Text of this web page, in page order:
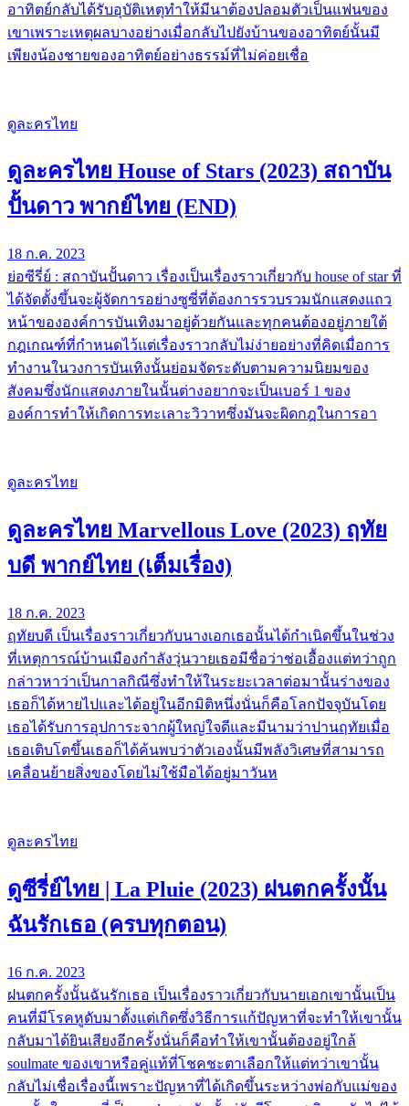
อาทิตย์กลับได้รับอุบัติเหตุทำให้มีนาต้องปลอมตัวเป็นแฟนของ
เขาเพราะเหตุผลบางอย่างเมื่อกลับไปยังบ้านของอาทิตย์นั้นมี
เพียงน้องชายของอาทิตย์อย่างธรรม์ที่ไม่ค่อยเชื่อ
ดูละครไทย
ดูละครไทย House of Stars (2023) สถาบัน
ปั้นดาว พากย์ไทย (END)
18 ก.ค. 2023
ย่อซีรี่ย์ : สถาบันปั้นดาว เรื่องเป็นเรื่องราวเกี่ยวกับ house of star ที่
ได้จัดตั้งขึ้นจะผู้จัดการอย่างซูซี่ที่ต้องการรวบรวมนักแสดงแถว
หน้าขององค์การบันเทิงมาอยู่ด้วยกันและทุกคนต้องอยู่ภายใต้
กฎเกณฑ์ที่กำหนดไว้แต่เรื่องราวกลับไม่ง่ายอย่างที่คิดเมื่อการ
ทำงานในวงการบันเทิงนั้นย่อมจัดระดับตามความนิยมของ
สังคมซึ่งนักแสดงภายในนั้นต่างอยากจะเป็นเบอร์ 1 ของ
องค์การทำให้เกิดการทะเลาะวิวาทซึ่งมันจะผิดกฎในการอา
ดูละครไทย
ดูละครไทย Marvellous Love (2023) ฤทัย
บดี พากย์ไทย (เต็มเรื่อง)
18 ก.ค. 2023
ฤทัยบดี เป็นเรื่องราวเกี่ยวกับนางเอกเธอนั้นได้กำเนิดขึ้นในช่วง
ที่เหตุการณ์บ้านเมืองกำลังวุ่นวายเธอมีชื่อว่าช่อเอื้องแต่ทว่าถูก
กล่าวหาว่าเป็นกาลกิณีซึ่งทำให้ในระยะเวลาต่อมานั้นร่างของ
เธอก็ได้หายไปและได้อยู่ในอีกมิติหนึ่งนั่นก็คือโลกปัจจุบันโดย
เธอได้รับการอุปการะจากผู้ใหญ่ใจดีและมีนามว่าปานฤทัยเมื่อ
เธอเติบโตขึ้นเธอก็ได้ค้นพบว่าตัวเองนั้นมีพลังวิเศษที่สามารถ
เคลื่อนย้ายสิ่งของโดยไม่ใช้มือได้อยู่มาวันห
ดูละครไทย
ดูซีรี่ย์ไทย | La Pluie (2023) ฝนตกครั้งนั้น
ฉันรักเธอ (ครบทุกตอน)
16 ก.ค. 2023
ฝนตกครั้งนั้นฉันรักเธอ เป็นเรื่องราวเกี่ยวกับนายเอกเขานั้นเป็น
คนที่มีโรคหูดับมาตั้งแต่เกิดซึ่งวิธีการแก้ปัญหาที่จะทำให้เขานั้น
กลับมาได้ยินเสียงอีกครั้งนั่นก็คือทำให้เขานั้นต้องอยู่ใกล้
soulmate ของเขาหรือคู่แท้ที่โชคชะตาเลือกให้แต่ทว่าเขานั้น
กลับไม่เชื่อเรื่องนี้เพราะปัญหาที่ได้เกิดขึ้นระหว่างพ่อกับแม่ของ